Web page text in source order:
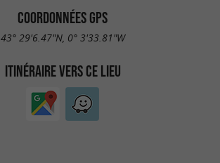
COORDONNÉES GPS
43° 29'6.47"N, 0° 3'33.81"W
ITINÉRAIRE VERS CE LIEU